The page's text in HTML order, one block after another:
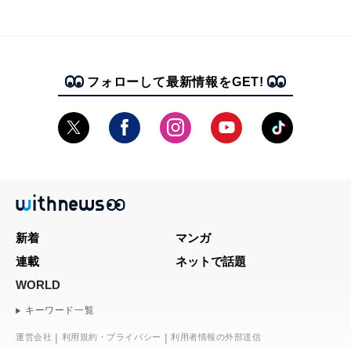
フォローして最新情報をGET!
新着
マンガ
連載
ネットで話題
WORLD
キーワード一覧
運営会社 利用規約・プライバシー 利用者情報の外部送信